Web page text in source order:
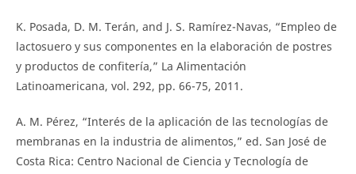
K. Posada, D. M. Terán, and J. S. Ramírez-Navas, “Empleo de
lactosuero y sus componentes en la elaboración de postres
y productos de confitería,” La Alimentación
Latinoamericana, vol. 292, pp. 66-75, 2011.
A. M. Pérez, “Interés de la aplicación de las tecnologías de
membranas en la industria de alimentos,” ed. San José de
Costa Rica: Centro Nacional de Ciencia y Tecnología de